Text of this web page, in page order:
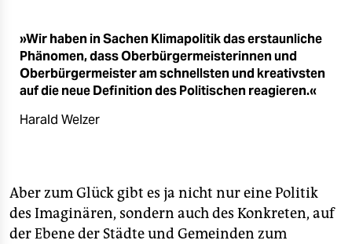
»Wir haben in Sachen Klimapolitik das erstaunliche
Phänomen, dass Oberbürgermeisterinnen und
Oberbürgermeister am schnellsten und kreativsten
auf die neue Definition des Politischen reagieren.«
Harald Welzer
Aber zum Glück gibt es ja nicht nur eine Politik
des Imaginären, sondern auch des Konkreten, auf
der Ebene der Städte und Gemeinden zum